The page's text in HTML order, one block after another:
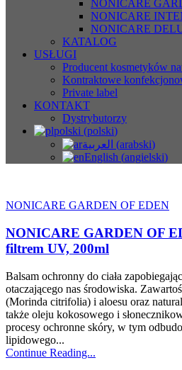
NONICARE
NONICARE
NONICARE
KATALOG
USŁUGI
Producent kosmetyków
Kontraktowe
Private label
KONTAKT
Dystrybutorzy
polski (polski)
العربية (arabski)
English (angielski)
NONICARE GARDEN OF EDEN
NONICARE GARDEN OF
filtrem UV, 200ml
Balsam ochronny do ciała
otaczającego nas środowiska.
(Morinda citrifolia) i aloesu oraz
także oleju kokosowego i
procesy ochronne skóry, w tym
lipidowego...
Continue Reading...